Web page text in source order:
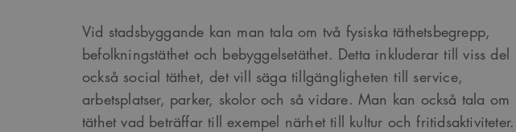
Vid stadsbyggande kan man tala om två fysiska täthetsbegrepp,
befolkningstäthet och bebyggelsetäthet. Detta inkluderar till viss del
också social täthet, det vill säga tillgängligheten till service,
arbetsplatser, parker, skolor och så vidare. Man kan också tala om
täthet vad beträffar till exempel närhet till kultur och fritidsaktiviteter.